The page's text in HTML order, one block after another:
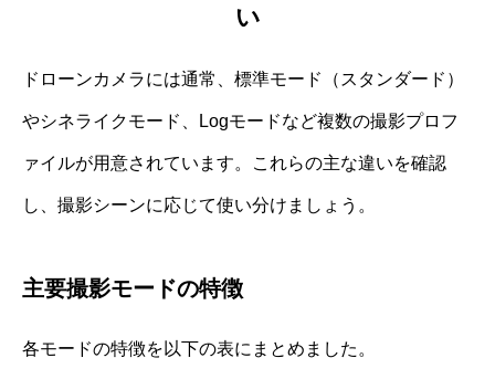
い
ドローンカメラには通常、標準モード（スタンダード）
やシネライクモード、Logモードなど複数の撮影プロフ
ァイルが用意されています。これらの主な違いを確認
し、撮影シーンに応じて使い分けましょう。
主要撮影モードの特徴
各モードの特徴を以下の表にまとめました。